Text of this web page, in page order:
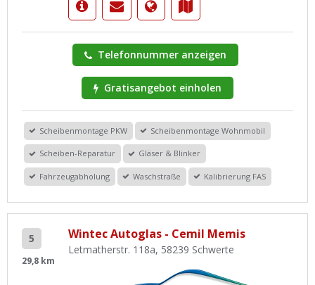
Telefonnummer anzeigen
Gratisangebot einholen
Scheibenmontage PKW Scheibenmontage Wohnmobil
Scheiben-Reparatur Gläser & Blinker
Fahrzeugabholung Waschstraße Kalibrierung FAS
5
29,8 km
Wintec Autoglas - Cemil Memis
Letmatherstr. 118a, 58239 Schwerte